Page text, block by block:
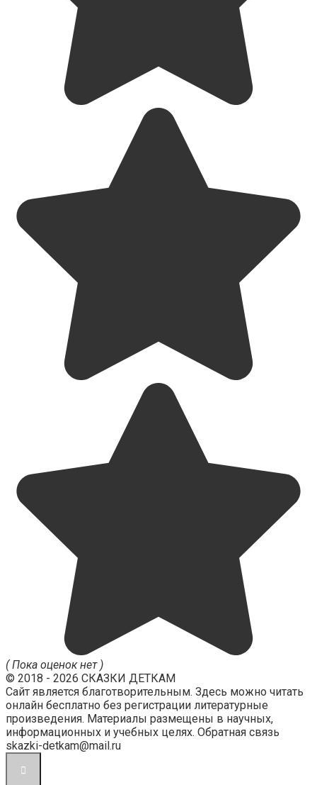
( Пока оценок нет )
© 2018 - 2026 СКАЗКИ ДЕТКАМ
Сайт является благотворительным. Здесь можно читать
онлайн бесплатно без регистрации литературные
произведения. Материалы размещены в научных,
информационных и учебных целях. Обратная связь
skazki-detkam@mail.ru